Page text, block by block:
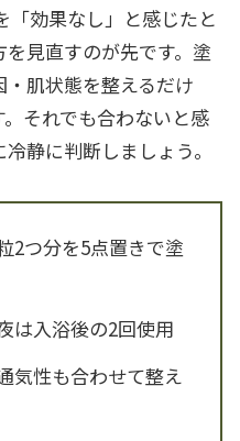
「効果なし」と感じたと
見直すのが先です。塗
肌状態を整えるだけ
それでも合わないと感
静に判断しましょう。
2つ分を5点置きで塗
は入浴後の2回使用
気性も合わせて整え